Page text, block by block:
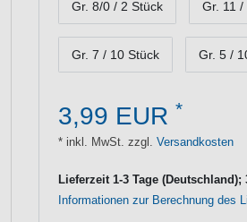
Gr. 8/0 / 2 Stück Gr. 11
Gr. 7 / 10 Stück Gr. 5 /
3,99 EUR *
* inkl. MwSt. zzgl. Versandkosten
Lieferzeit 1-3 Tage (Deutschland);
Informationen zur Berechnung des